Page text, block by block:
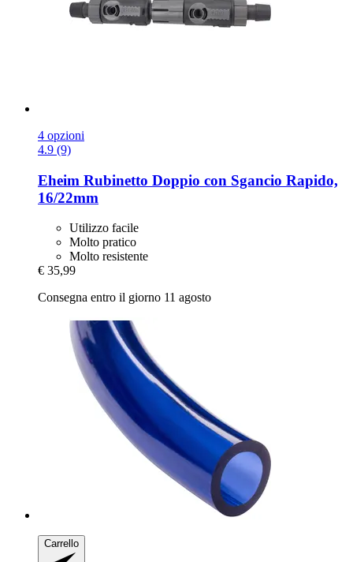
4 opzioni
4.9 (9)
Eheim Rubinetto Doppio con Sgancio Rapido,
16/22mm
Utilizzo facile
Molto pratico
Molto resistente
€ 35,99
Consegna entro il giorno 11 agosto
Carrello